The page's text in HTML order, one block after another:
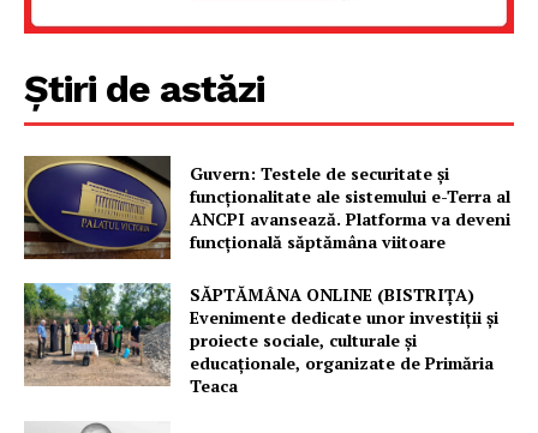
Știri de astăzi
Guvern: Testele de securitate și
funcționalitate ale sistemului e-Terra al
ANCPI avansează. Platforma va deveni
funcțională săptămâna viitoare
SĂPTĂMÂNA ONLINE (BISTRIȚA)
Evenimente dedicate unor investiții și
proiecte sociale, culturale și
educaționale, organizate de Primăria
Teaca